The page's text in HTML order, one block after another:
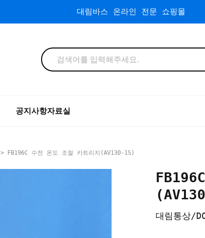
대림바스 온라인 전문 쇼핑몰
공지사항자료실
> FB196C 수전 온도 조절 카트리지(AV130-1S)
대림통상/